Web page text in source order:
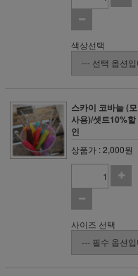
색상선택
스카이 코바늘 (모
사용)/셋트10%할
인
상품가 : 2,000원
사이즈 선택